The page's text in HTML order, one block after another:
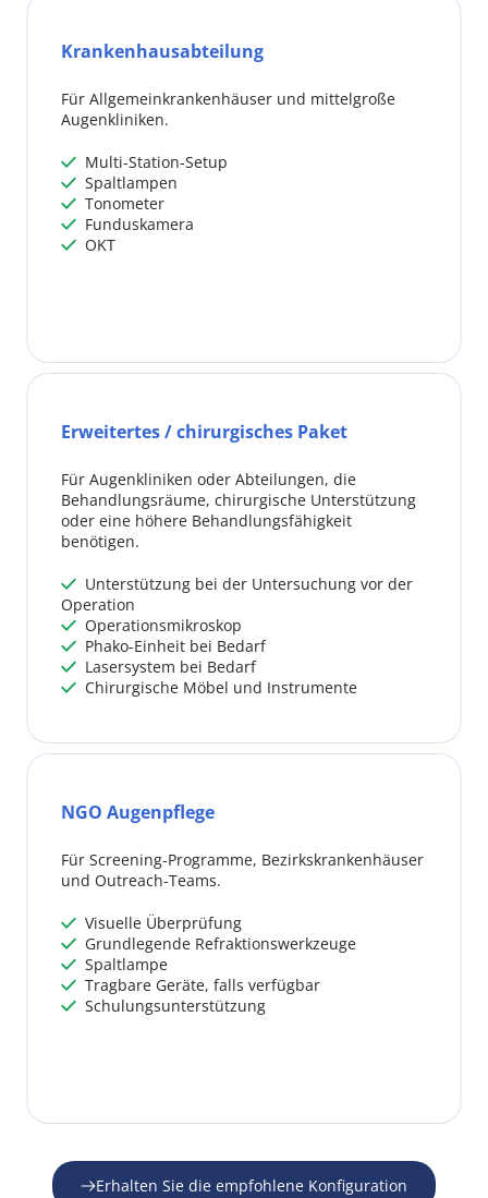
Krankenhausabteilung
Für Allgemeinkrankenhäuser und mittelgroße
Augenkliniken.
 Multi-Station-Setup
 Spaltlampen
 Tonometer
 Funduskamera
 OKT
Erweitertes / chirurgisches Paket
Für Augenkliniken oder Abteilungen, die
Behandlungsräume, chirurgische Unterstützung
oder eine höhere Behandlungsfähigkeit
benötigen.

Unterstützung bei der Untersuchung vor der
Operation
 Operationsmikroskop
 Phako-Einheit bei Bedarf
 Lasersystem bei Bedarf
 Chirurgische Möbel und Instrumente
NGO Augenpflege
Für Screening-Programme, Bezirkskrankenhäuser
und Outreach-Teams.
 Visuelle Überprüfung
 Grundlegende Refraktionswerkzeuge
 Spaltlampe
 Tragbare Geräte, falls verfügbar
 Schulungsunterstützung
Erhalten Sie die empfohlene Konfiguration